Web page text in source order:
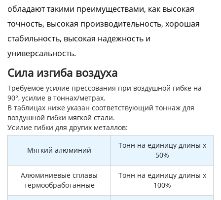
обладают такими преимуществами, как высокая
точность, высокая производительность, хорошая
стабильность, высокая надежность и
универсальность.
Сила изгиба воздуха
Требуемое усилие прессования при воздушной гибке на
90°, усилие в тоннах/метрах.
В таблицах ниже указан соответствующий тоннаж для
воздушной гибки мягкой стали.
Усилие гибки для других металлов:
Мягкий алюминий
Тонн на единицу длины x
50%
Алюминиевые сплавы
термообработанные
Тонн на единицу длины x
100%